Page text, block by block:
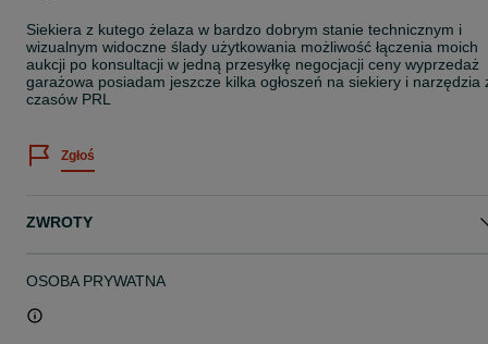
Siekiera z kutego żelaza w bardzo dobrym stanie technicznym i
wizualnym widoczne ślady użytkowania możliwość łączenia moich
aukcji po konsultacji w jedną przesyłkę negocjacji ceny wyprzedaż
garażowa posiadam jeszcze kilka ogłoszeń na siekiery i narzędzia
czasów PRL
Zgłoś
ZWROTY
OSOBA PRYWATNA